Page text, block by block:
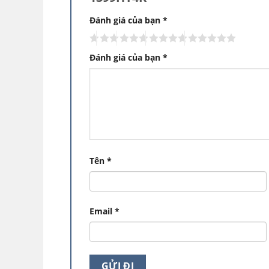
Mặt kính cường
thói quen để vật dụng lên mặt tủ để tiết
Với môi trường
1399HY4Kmới nhất giúp dễ vệ sinh lau
Tăng tính an toàn cho người sử dụng
Lớp kính cường lực trên mặt tủ hoàn
như một bức tường hoàn hảo, khi vỡ sẽ
Đánh giá của bạn *
Đánh giá của bạn *
Tên *
Email *